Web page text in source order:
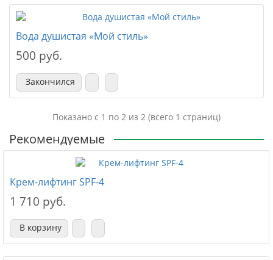
Вода душистая «Мой стиль»
500 руб.
Закончился
Показано с 1 по 2 из 2 (всего 1 страниц)
Рекомендуемые
Крем-лифтинг SPF-4
1 710 руб.
В корзину